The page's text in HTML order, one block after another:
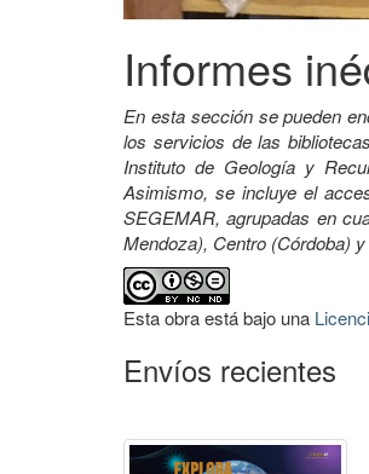
Informes
En esta sección se pueden
los servicios de las
Instituto de Geología y
Asimismo, se incluye el
SEGEMAR, agrupadas en
Mendoza), Centro (Córdoba)
Esta obra está bajo una
Envíos recientes